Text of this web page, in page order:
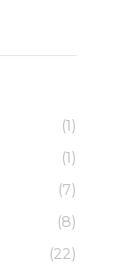
(1)
(1)
(7)
(8)
(22)